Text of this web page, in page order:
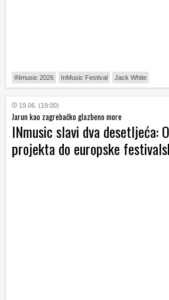
INmusic 2026 InMusic Festival Jack White
19.06. (19:00)
Jarun kao zagrebačko glazbeno more
INmusic slavi dva desetljeća:
projekta do europske